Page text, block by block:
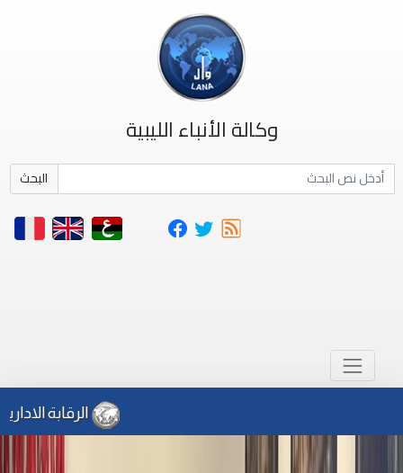
وكالة الأنباء الليبية
البحث
الرقابة الادارية